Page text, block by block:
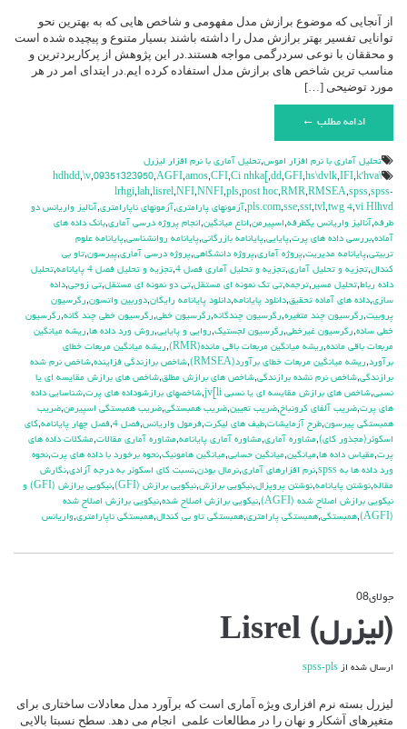
از آنجایی که موضوع برازش مدل مفهومی و شاخص هایی که به بهترین نحو
توانایی تفسیر بهتر برازش مدل را داشته باشند بسیار متنوع و پیچیده شده است
و محققان با نوعی سردرگمی مواجه هستند.در این پژوهش از پرکاربردترین و
مناسب ترین شاخص های برازش مدل استفاده کرده ایم.در ایتدای امر در هر
مورد توضیحی […]
ادامه مطلب ←
تحليل آماري با نرم افزار اموس,تحليل آماري با نرم افزار ليزرل
\hdhdd
,\v,09351323950,AGFI,amos,CFI,Ci nhka[ ,dd,GFI,hs\dvlk,IFI,k'hva
lrhgi,lah,lisrel,NFI,NNFI,pls,post hoc,RMR,RMSEA,spss,spss-
pls.com,sse,sst,tvl,twg 4,vi Hlhvd
,آزمونهاي پارامتري,آزمونهاي ناپارامتري,آناليز واريانس دو
طرفه,آناليز واريانس يکطرفه,اسپيرمن,اناع ميانگين,انجام پروژه درسي آماري,بانک داده هاي
آماده,بررسي داده هاي پرت,پايايي,پایانامه بازرگانی,پایانامه روانشناسی,پایانامه علوم
تربیتی,پایانامه مدیریت,پروژه آماري,پروژه دانشگاهي,پروژه درسي آماري,پيرسون,تاو بي
کندال,تجزيه و تحليل آماري,تجزيه و تحليل آماري فصل 4 ,تجزيه و تحليل فصل 4 پايانامه ,تحليل
داده رباط,تحليل مسير ,ترجمه,تي تک نمونه اي مستقل,تي دو نمونه اي مستقل,تي زوجي,داده
سازی,داده هاي آماده تحقيق,دانلود پايانامه,دانلود پايانامه رايگان,دوربين واتسون,رگرسيون
پروبيت,رگرسيون چند متغيره,رگرسيون چندگانه,رگرسيون خطي,رگرسيون خطي چند گانه,رگرسيون
خطي ساده,رگرسيون غيرخطي,رگرسيون لجستيک,روايي و پايايي,روش ورد داده ها,ريشه ميانگين
مربعات باقي مانده,ريشه ميانگين مربعات باقي مانده(RMR) ,ريشه ميانگين مربعات خطاي
برآورد,ريشه ميانگين مربعات خطاي برآورد(RMSEA) ,شاخص برازندگي فزاينده,شاخص نرم شده
برازندگي,شاخص نرم نشده برازندگي,شاخص هاي برازش مطلق,شاخص هاي برازش مقايسه اي يا
نسبي,شاخص هاي برازش مقايسه اي يا نسبي jv[li ,شاخصهاي برازشوداده هاي پرت,شناسايي داده
هاي پرت,ضريب آلفاي کرونباخ,ضريب تعيين,ضريب همبستگي,ضريب همبستگي اسپيرمن,ضريب
همبستگي پيرسون,طرح آزمايشات,طيف هاي ليكرت,فرمول واريانس,فصل 4 ,فصل چهار پايانامه,كاي
اسكوئر(مجذور كاي),مشاوره آماري,مشاوره آماري پايانامه,مشاوره آماري مقالات,مشکلات داده هاي
پرت,مقياس داده ها,ميانگين,ميانگين حسابي,ميانگين هامونيک,نحوه برخورد با داده هاي پرت,نحوه
ورد داده ها به spss
,نرم افزارهاي آماري,نرمال بودن,نسبت كاي اسكوئر به درجه آزادي,نگارش
مقاله,نوشتن پایانامه,نوشتن پروپزال,نيكويي برازش,نيكويي برازش (GFI) ,
نيكويي برازش (GFI) و
نيكويي برازش اصلاح شده (AGFI)
,نيكويي برازش اصلاح شده,نيكويي برازش اصلاح شده
(AGFI)
,همبستگي,همبستگي پارامتري,همبستگي تاو بي کندال,همبستگي ناپارامتري,واريانس
جولای08
(لیزرل)
Lisrel
(لیزرل) Lisrel
ارسال شده از spss-pls
لیزرل بسته نرم افزاری ویژه آماری است که برآورد مدل معادلات ساختاری برای
متغیرهای آشکار و نهان را در مطالعات علمی انجام می دهد. سطح نسبتا بالایی